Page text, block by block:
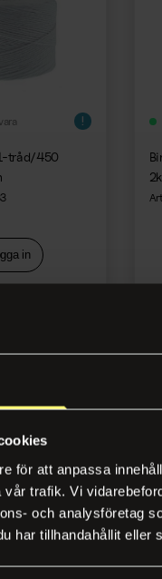
för att anpassa
trafik. Vi
och analysföretag
har tillhandahållit
tråd/450
in
3/3, 3-tråd